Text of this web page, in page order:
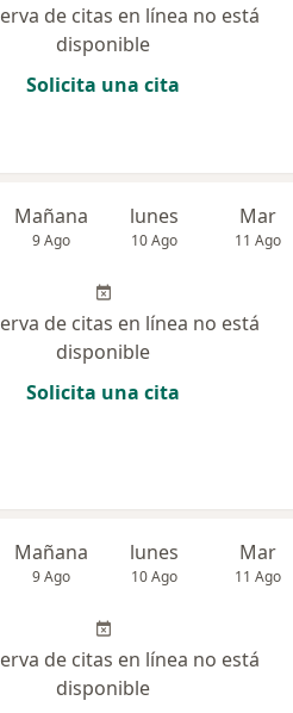
de citas en línea no está
disponible
Solicita una cita
Mañana
9 Ago
lunes
10 Ago
Mar
11 Ago
de citas en línea no está
disponible
Solicita una cita
Mañana
9 Ago
lunes
10 Ago
Mar
11 Ago
de citas en línea no está
disponible